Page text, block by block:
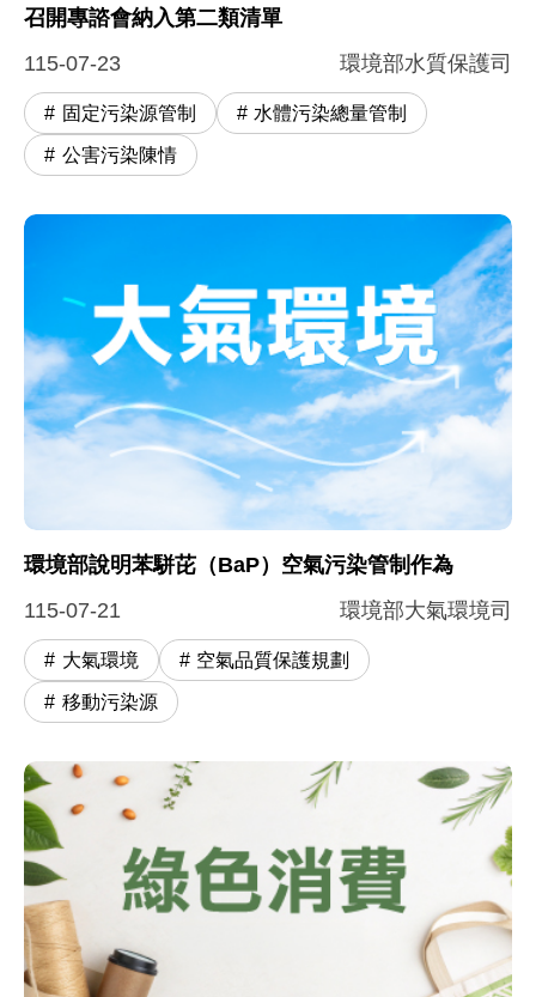
召開專諮會納入第二類清單
115-07-23
環境部水質保護司
固定污染源管制 水體污染總量管制
公害污染陳情
環境部說明苯駢芘（BaP）空氣污染管制作為
115-07-21
環境部大氣環境司
大氣環境 空氣品質保護規劃
移動污染源